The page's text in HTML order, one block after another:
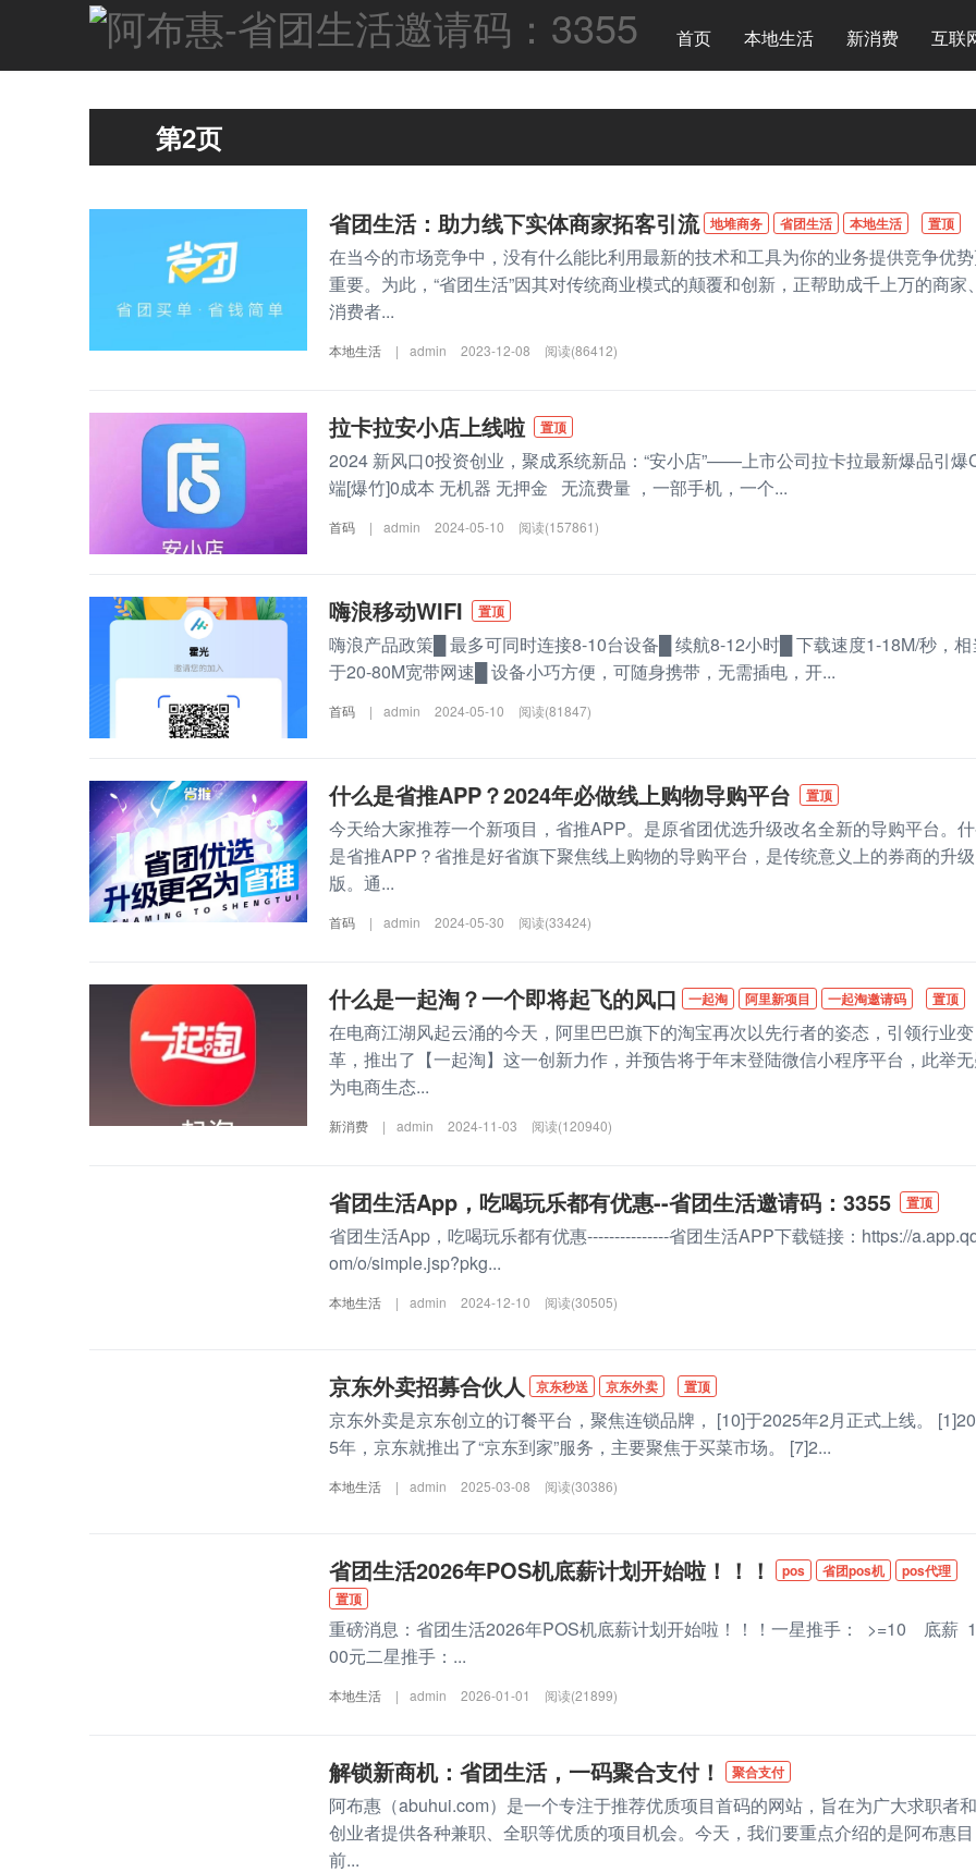
首页 本地生活 新消费 互联
第2页
省团生活：助力线下实体商家拓客引流 地堆商务 省团生活 本地生活 置顶
在当今的市场竞争中，没有什么能比利用最新的技术和工具为你的业务提供竞争优
重要。为此，“省团生活”因其对传统商业模式的颠覆和创新，正帮助成千上万的商家、
消费者...
本地生活 | admin 2023-12-08 阅读(86412)
拉卡拉安小店上线啦 置顶
2024 新风口0投资创业，聚成系统新品：“安小店”——上市公司拉卡拉最新爆品引爆
端[爆竹]0成本 无机器 无押金 无流费量‬ ，一部手机，一个...
首码 | admin 2024-05-10 阅读(157861)
嗨浪移动WIFI 置顶
嗨浪产品政策█ 最多可同时连接8-10台设备█ 续航8-12小时█ 下载速度1-18M/秒，相
于20-80M宽带网速█ 设备小巧方便，可随身携带，无需插电，开...
首码 | admin 2024-05-10 阅读(81847)
什么是省推APP？2024年必做线上购物导购平台 置顶
今天给大家推荐一个新项目，省推APP。是原省团优选升级改名全新的导购平台。
是省推APP？省推是好省旗下聚焦线上购物的导购平台，是传统意义上的券商的升级
版。通...
首码 | admin 2024-05-30 阅读(33424)
什么是一起淘？一个即将起飞的风口 一起淘 阿里新项目 一起淘邀请码 置顶
在电商江湖风起云涌的今天，阿里巴巴旗下的淘宝再次以先行者的姿态，引领行业变
革，推出了【一起淘】这一创新力作，并预告将于年末登陆微信小程序平台，此举
为电商生态...
新消费 | admin 2024-11-03 阅读(120940)
省团生活App，吃喝玩乐都有优惠--省团生活邀请码：3355 置顶
省团生活App，吃喝玩乐都有优惠---------------省团生活APP下载链接：https://
om/o/simple.jsp?pkg...
本地生活 | admin 2024-12-10 阅读(30505)
京东外卖招募合伙人 京东秒送 京东外卖 置顶
京东外卖是京东创立的订餐平台，聚焦连锁品牌， [10]于2025年2月正式上线。
5年，京东就推出了“京东到家”服务，主要聚焦于买菜市场。 [7]2...
本地生活 | admin 2025-03-08 阅读(30386)
省团生活2026年POS机底薪计划开始啦！！！ pos 省团pos机
pos代理
置顶
重磅消息：省团生活2026年POS机底薪计划开始啦！！！一星推手： >=10 底薪
00元二星推手：...
本地生活 | admin 2026-01-01 阅读(21899)
解锁新商机：省团生活，一码聚合支付！ 聚合支付
阿布惠（abuhui.com）是一个专注于推荐优质项目首码的网站，旨在为广大求职者和
创业者提供各种兼职、全职等优质的项目机会。今天，我们要重点介绍的是阿布惠目
前...